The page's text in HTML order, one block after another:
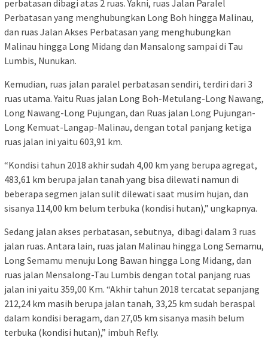
perbatasan dibagi atas 2 ruas. Yakni, ruas Jalan Paralel
Perbatasan yang menghubungkan Long Boh hingga Malinau,
dan ruas Jalan Akses Perbatasan yang menghubungkan
Malinau hingga Long Midang dan Mansalong sampai di Tau
Lumbis, Nunukan.
Kemudian, ruas jalan paralel perbatasan sendiri, terdiri dari 3
ruas utama. Yaitu Ruas jalan Long Boh-Metulang-Long Nawang,
Long Nawang-Long Pujungan, dan Ruas jalan Long Pujungan-
Long Kemuat-Langap-Malinau, dengan total panjang ketiga
ruas jalan ini yaitu 603,91 km.
“Kondisi tahun 2018 akhir sudah 4,00 km yang berupa agregat,
483,61 km berupa jalan tanah yang bisa dilewati namun di
beberapa segmen jalan sulit dilewati saat musim hujan, dan
sisanya 114,00 km belum terbuka (kondisi hutan),” ungkapnya.
Sedang jalan akses perbatasan, sebutnya, dibagi dalam 3 ruas
jalan ruas. Antara lain, ruas jalan Malinau hingga Long Semamu,
Long Semamu menuju Long Bawan hingga Long Midang, dan
ruas jalan Mensalong-Tau Lumbis dengan total panjang ruas
jalan ini yaitu 359,00 Km. “Akhir tahun 2018 tercatat sepanjang
212,24 km masih berupa jalan tanah, 33,25 km sudah beraspal
dalam kondisi beragam, dan 27,05 km sisanya masih belum
terbuka (kondisi hutan),” imbuh Refly.